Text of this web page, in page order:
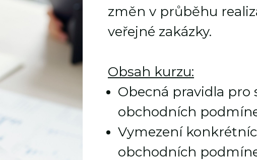
změn v průběhu
veřejné zakázky.
Obsah kurzu:
Obecná pravidla pro
obchodních
Vymezení
obchodních